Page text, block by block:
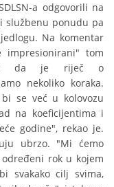
a odgovorili na
službenu ponudu pa
Na komentar
tom
da je riječ o
nekoliko koraka.
se već u kolovozu
na koeficijentima i
godine", rekao je.
ubrzo. "Mi ćemo
rok u kojem
svakako cilj svima,